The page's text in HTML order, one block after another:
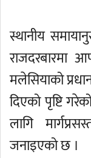
स्थानीय
राजदरबारमा
मलेसियाको
दिएको पृष्टि
लागि
जनाइएको छ ।